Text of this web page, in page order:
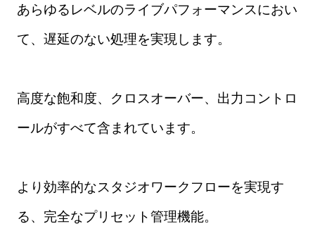
あらゆるレベルのライブパフォーマンスにおい
て、遅延のない処理を実現します。
高度な飽和度、クロスオーバー、出力コントロ
ールがすべて含まれています。
より効率的なスタジオワークフローを実現す
る、完全なプリセット管理機能。